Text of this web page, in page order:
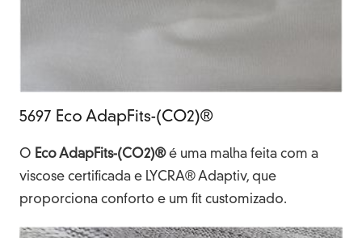
5697 Eco AdapFits-(CO2)®
O Eco AdapFits-(CO2)®é uma malha feita com a
viscose certificada e LYCRA® Adaptiv, que
proporciona conforto e um fit customizado.